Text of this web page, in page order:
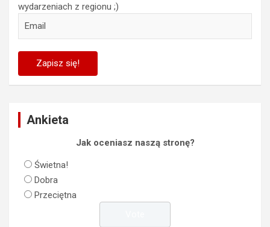
wydarzeniach z regionu ;)
Ankieta
Jak oceniasz naszą stronę?
Świetna!
Dobra
Przeciętna